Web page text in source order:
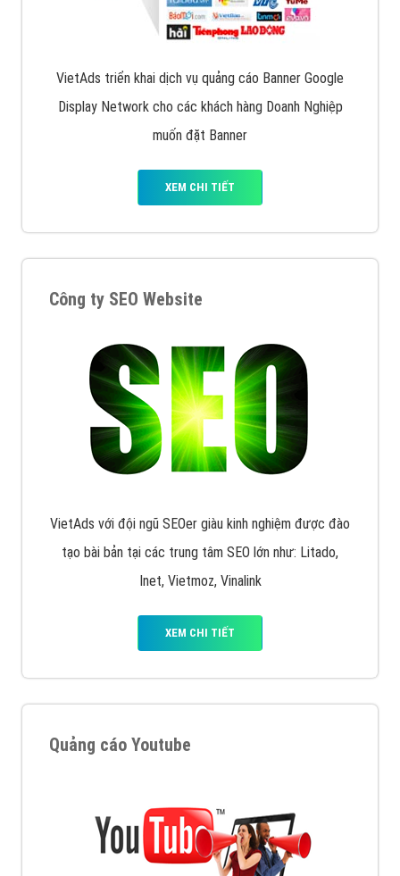
VietAds cùng bạn tìm hiểu về các hình thức
quảng cáo facebook hiện nay.
XEM CHI TIẾT
VietAds triển khai dịch vụ quảng cáo Banner Google
muốn đặt Banner
XEM CHI TIẾT